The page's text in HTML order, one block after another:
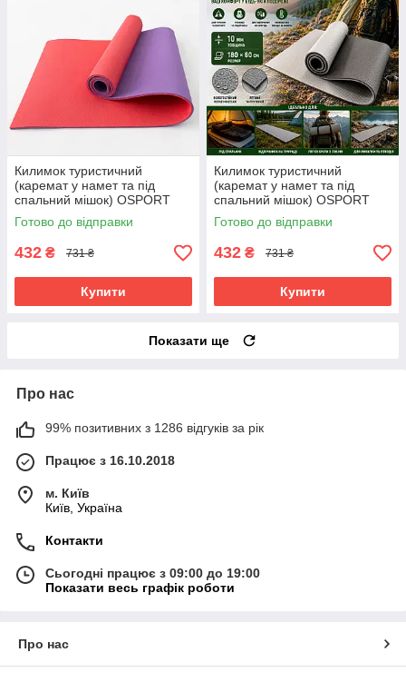
Килимок туристичний
(каремат у намет та під
спальний мішок) OSPORT
Tourist 10мм (FI-0082)
Червоно-фіолетовий
Готово до відправки
432 ₴ 731 ₴
Купити
Килимок туристичний
(каремат у намет та під
спальний мішок) OSPORT
Tourist 10мм (FI-0082) Чорно-
сірий
Готово до відправки
432 ₴ 731 ₴
Купити
Показати ще
Про нас
99% позитивних з 1286 відгуків за рік
Працює з 16.10.2018
м. Київ
Київ, Україна
Контакти
Сьогодні працює з 09:00 до 19:00
Показати весь графік роботи
Про нас